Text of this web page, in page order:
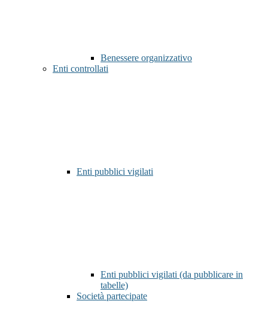
Benessere organizzativo
Enti controllati
Enti pubblici vigilati
Enti pubblici vigilati (da pubblicare in
tabelle)
Società partecipate